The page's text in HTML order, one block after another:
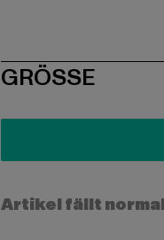
SIZE
GRÖSSE
Artikel fällt